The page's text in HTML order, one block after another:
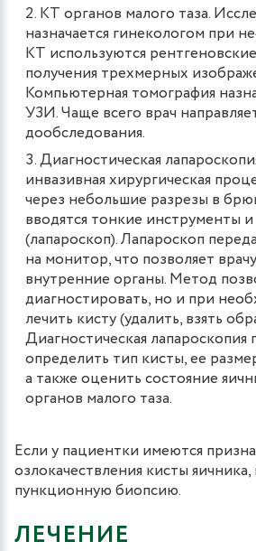
КТ органов малого таза.
назначается гинекологом при
КТ используются
получения трехмерных
Компьютерная томография
УЗИ. Чаще всего врач
дообследования.
Диагностическая
инвазивная хирургическая
через небольшие разрезы в
вводятся тонкие инструменты
(лапароскоп). Лапароскоп
на монитор, что позволяет
внутренние органы. Метод
диагностировать, но и при
лечить кисту (удалить, взять
Диагностическая лапароскопия
определить тип кисты, ее
а также оценить состояние
органов малого таза.
Если у пациентки имеются
озлокачествления кисты яичника,
пункционную биопсию.
ЛЕЧЕНИЕ